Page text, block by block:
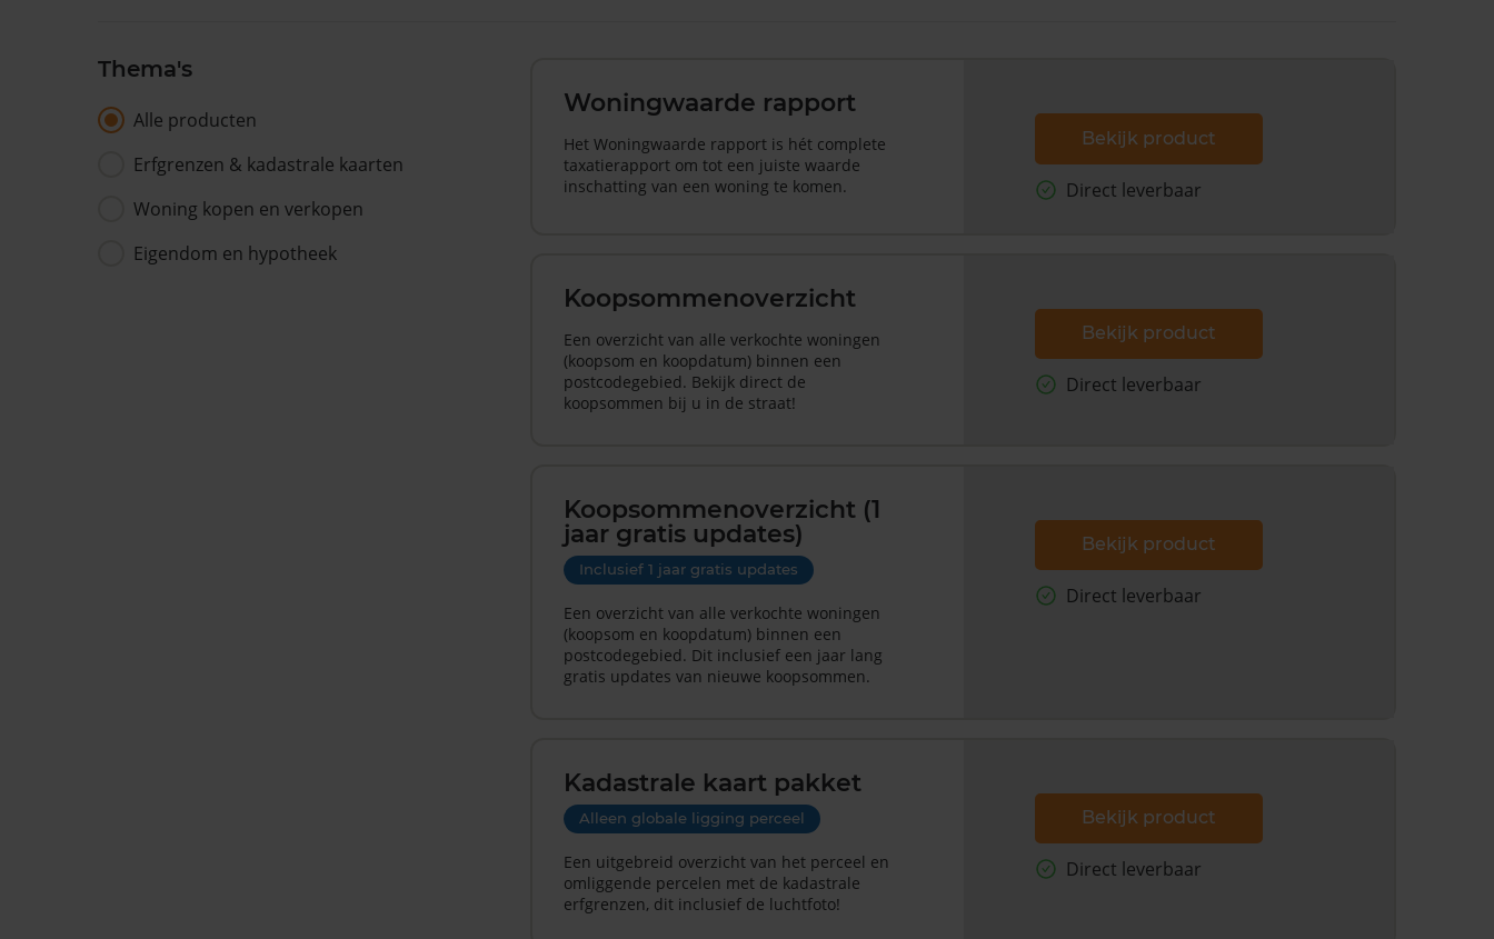
Thema's
Alle producten
Erfgrenzen & kadastrale kaarten
Woning kopen en verkopen
Eigendom en hypotheek
Woningwaarde rapport
Het Woningwaarde rapport is hét complete
taxatierapport om tot een juiste waarde
inschatting van een woning te komen.
Bekijk product
Direct leverbaar
Koopsommenoverzicht
Een overzicht van alle verkochte woningen
(koopsom en koopdatum) binnen een
postcodegebied. Bekijk direct de
koopsommen bij u in de straat!
Bekijk product
Direct leverbaar
Koopsommenoverzicht (1
jaar gratis updates)
Inclusief 1 jaar gratis updates
Een overzicht van alle verkochte woningen
(koopsom en koopdatum) binnen een
postcodegebied. Dit inclusief een jaar lang
gratis updates van nieuwe koopsommen.
Bekijk product
Direct leverbaar
Kadastrale kaart pakket
Alleen globale ligging perceel
Een uitgebreid overzicht van het perceel en
omliggende percelen met de kadastrale
erfgrenzen, dit inclusief de luchtfoto!
Bekijk product
Direct leverbaar